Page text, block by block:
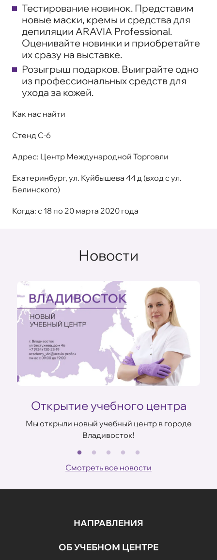
Тестирование новинок. Представим
новые маски, кремы и средства для
депиляции ARAVIA Professional.
Оценивайте новинки и приобретайте
их сразу на выставке.
Розыгрыш подарков. Выиграйте одно
из профессиональных средств для
ухода за кожей.
Как нас найти
Стенд С-6
Адрес: Центр Международной Торговли
Екатеринбург, ул. Куйбышева 44 д (вход с ул.
Белинского)
Когда: с 18 по 20 марта 2020 года
Новости
Открытие учебного центра
Мы открыли новый учебный центр в городе
Владивосток!
Смотреть все новости
НАПРАВЛЕНИЯ
ОБ УЧЕБНОМ ЦЕНТРЕ